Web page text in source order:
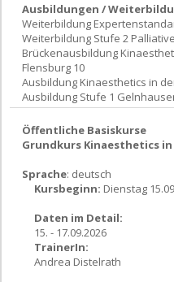
Ausbildungen /
Weiterbildung
Weiterbildung Stufe 2
Brückenausbildung
Flensburg 10
Ausbildung Kinaesthetics in
Ausbildung Stufe 1
Öffentliche Basiskurse
Grundkurs Kinaesthetics in
Sprache: deutsch
Kursbeginn: Dienstag
Daten im Detail:
15. - 17.09.2026
TrainerIn:
Andrea Distelrath